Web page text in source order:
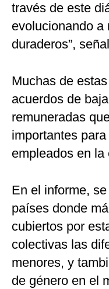
través de este
evolucionando a
duraderos”,
Muchas de
acuerdos de
remuneradas
importantes
empleados en
En el informe,
países donde
cubiertos por
colectivas las
menores, y
de género en el